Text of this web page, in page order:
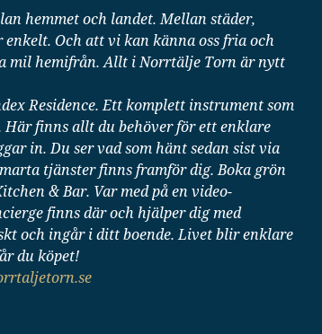
hemmet och landet. Mellan städer,
Och att vi kan känna oss fria och
mil hemifrån. Allt i Norrtälje Torn är nytt
Residence. Ett komplett instrument som
finns allt du behöver för ett enklare
in. Du ser vad som hänt sedan sist via
tjänster finns framför dig. Boka grön
& Bar. Var med på en video-
finns där och hjälper dig med
och ingår i ditt boende. Livet blir enklare
du köpet!